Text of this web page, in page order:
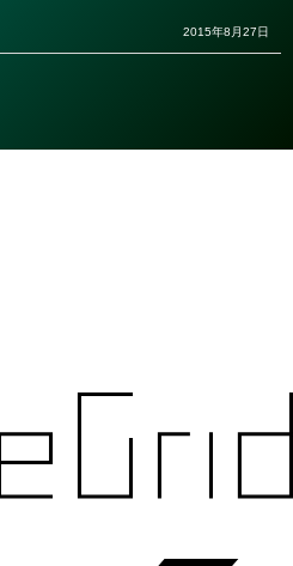
2015年8月27日